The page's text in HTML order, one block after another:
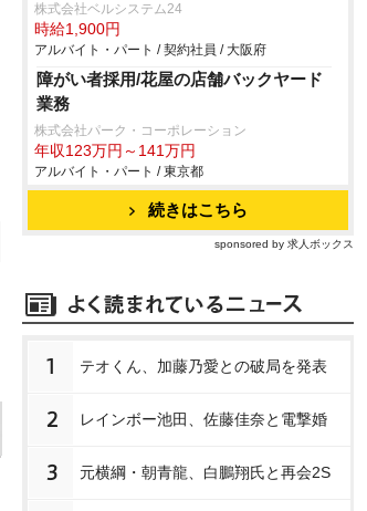
株式会社ベルシステム24
時給1,900円
アルバイト・パート / 契約社員 / 大阪府
障がい者採用/花屋の店舗バックヤード
業務
株式会社パーク・コーポレーション
年収123万円～141万円
アルバイト・パート / 東京都
続きはこちら
sponsored by 求人ボックス
1 テオくん、加藤乃愛との破局を発表
2 レインボー池田、佐藤佳奈と電撃婚
3 元横綱・朝青龍、白鵬翔氏と再会2S